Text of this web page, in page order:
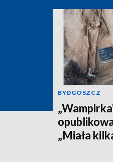
BYDGOSZCZ
„Miała